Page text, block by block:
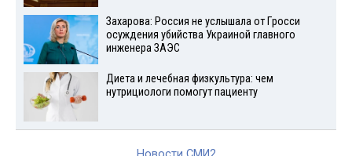
Захарова: Россия не услышала от Гросси
осуждения убийства Украиной главного
инженера ЗАЭС
Диета и лечебная физкультура: чем
нутрициологи помогут пациенту